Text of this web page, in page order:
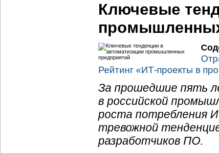
Ключевые
Рейтинг «ИТ-проекты в
За прошедшие пять
в российской
роста потребления
тревожной
разработчиков ПО.